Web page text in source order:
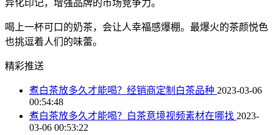
异化印记，增强品牌的市场竞争力。
喝上一杯可口的奶茶，会让人幸福感爆棚。最爆火的茶颜悦色
也挑逗着人们的味蕾。
精彩推送
煮白茶放多久才能喝？经销商定制白茶品种 2023-03-06
00:54:48
煮白茶放多久才能喝？白茶意境视频素材在哪找 2023-
03-06 00:53:22